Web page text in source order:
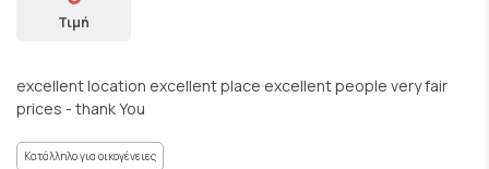
Τιμή
excellent location excellent place excellent people very fair
prices - thank You
Κατάλληλο για οικογένειες